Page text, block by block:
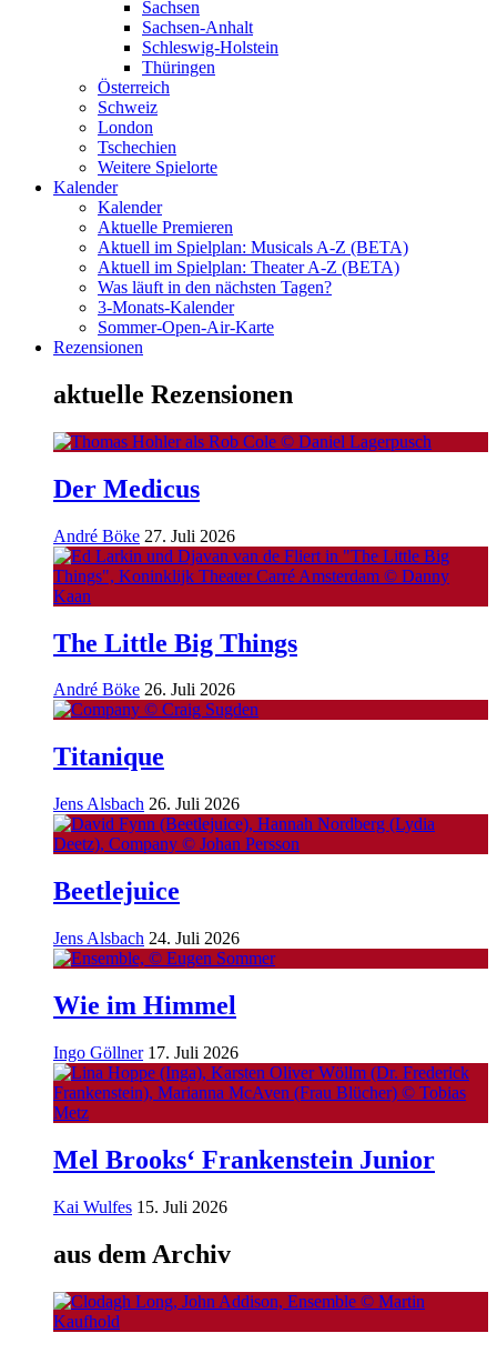
Sachsen
Sachsen-Anhalt
Schleswig-Holstein
Thüringen
Österreich
Schweiz
London
Tschechien
Weitere Spielorte
Kalender
Kalender
Aktuelle Premieren
Aktuell im Spielplan: Musicals A-Z (BETA)
Aktuell im Spielplan: Theater A-Z (BETA)
Was läuft in den nächsten Tagen?
3-Monats-Kalender
Sommer-Open-Air-Karte
Rezensionen
aktuelle Rezensionen
Der Medicus
André Böke 27. Juli 2026
The Little Big Things
André Böke 26. Juli 2026
Titanique
Jens Alsbach 26. Juli 2026
Beetlejuice
Jens Alsbach 24. Juli 2026
Wie im Himmel
Ingo Göllner 17. Juli 2026
Mel Brooks‘ Frankenstein Junior
Kai Wulfes 15. Juli 2026
aus dem Archiv